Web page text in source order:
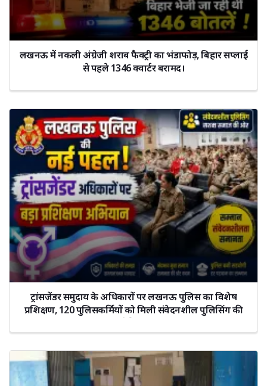
लखनऊ में नकली अंग्रेजी शराब फैक्ट्री का भंडाफोड़, बिहार सप्लाई
से पहले 1346 क्वार्टर बरामद।
ट्रांसजेंडर समुदाय के अधिकारों पर लखनऊ पुलिस का विशेष
प्रशिक्षण, 120 पुलिसकर्मियों को मिली संवेदनशील पुलिसिंग की